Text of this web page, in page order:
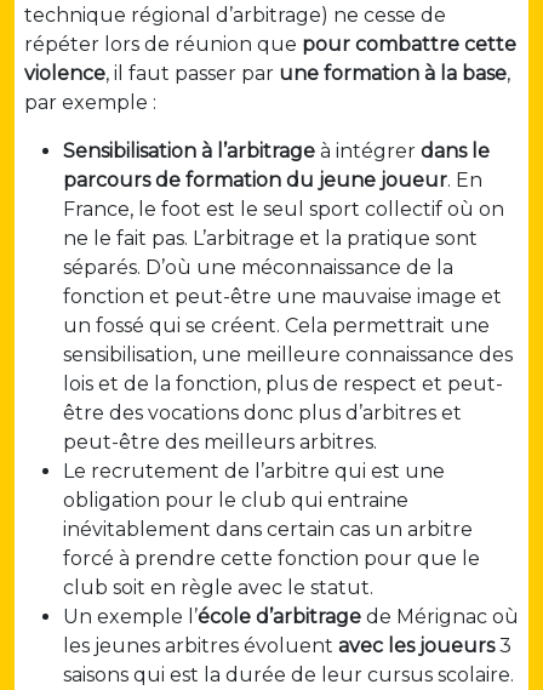
technique régional d’arbitrage) ne cesse de
répéter lors de réunion que pour combattre cette
violence, il faut passer par une formation à la base,
par exemple :
Sensibilisation à l’arbitrage à intégrer dans le
parcours de formation du jeune joueur. En
France, le foot est le seul sport collectif où on
ne le fait pas. L’arbitrage et la pratique sont
séparés. D’où une méconnaissance de la
fonction et peut-être une mauvaise image et
un fossé qui se créent. Cela permettrait une
sensibilisation, une meilleure connaissance des
lois et de la fonction, plus de respect et peut-
être des vocations donc plus d’arbitres et
peut-être des meilleurs arbitres.
Le recrutement de l’arbitre qui est une
obligation pour le club qui entraine
inévitablement dans certain cas un arbitre
forcé à prendre cette fonction pour que le
club soit en règle avec le statut.
Un exemple l’école d’arbitrage de Mérignac où
les jeunes arbitres évoluent avec les joueurs3
saisons qui est la durée de leur cursus scolaire.